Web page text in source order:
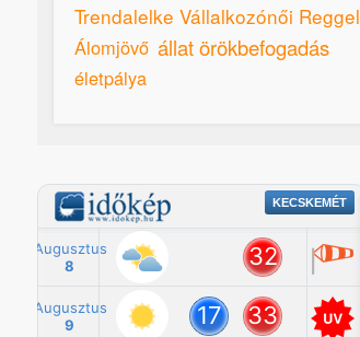
Trendalelke Vállalkozónői Reggeli
Álomjövő állat örökbefogadás
életpálya